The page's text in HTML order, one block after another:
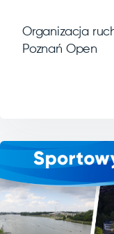
Organizacja
Poznań Open